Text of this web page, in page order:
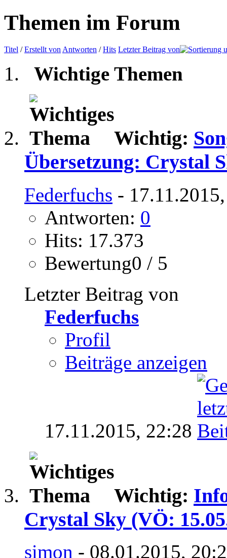
Themen im Forum
Titel /Erstellt von Antworten /Hits Letzter Beitrag von
Wichtige Themen
Wichtig:
Übersetzung: Crystal
Federfuchs -
Antworten: 0
Hits: 17.373
Bewertung0 / 5
Letzter Beitrag von
Federfuchs
Profil
Beiträge anzeigen
17.11.2015, 22:28
Wichtig:
Crystal Sky (VÖ:
simon - 08.01.2015,